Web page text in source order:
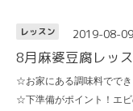
レッスン 2019-08-
8月麻婆豆腐レッ
☆お家にある調味料でで
☆下準備がポイント！エ